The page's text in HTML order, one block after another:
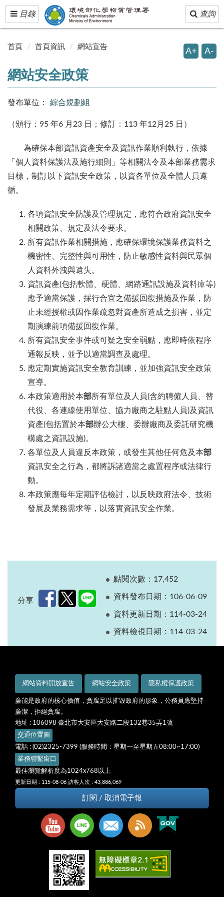
Toggle
navigation
目錄
Toggle
navigation
查詢
首頁 首頁資訊 網站宣告
A+ A-
網站安全政策
發布單位： 綜合規劃組
（頒行：95 年6 月23 日；修訂：113 年12月25 日）
為確保本部資訊資產安全及資訊作業順利執行，依據
「個人資料保護法及施行細則」等相關法令及本部業務需求
目標，制訂以下資訊安全政策，以資各單位及全體人員遵
循。
各項資訊安全防護及管理規定，應符合政府資訊安全
相關政策、規定及法令要求。
所有資訊作業相關措施，應確保環境保護業務資料之
機密性、完整性與可用性，防止敏感性資料與民眾個
人資料外洩與遺失。
資訊資產(包括軟體、硬體、網路通訊設施及資料庫等)
應予適當保護，採行合宜之備援回復措施及作業，防
止未經授權或因作業疏忽對資產所造成之損害，並定
期演練前項備援回復作業。
所有資訊安全事件或可疑之安全弱點，應即時依程序
通報反映，並予以適當調查及處理。
應定期實施資訊安全教育訓練，並加強資訊安全政策
宣導。
本政策適用於本部所有單位及人員(含約聘僱人員、替
代役、各連線使用單位、協力廠商之駐點人員)及資訊
資產(包括置於本部辦公大樓、委辦廠商及委託研究機
構處之資訊設施)。
各單位及人員違反本政策，或發生其他任何危及本部
資訊安全之行為，都將訴諸適當之處置程序或法律行
動。
本政策應每年定期評估檢討，以反映政府法令、技術
發展及業務需求等，以落實資訊安全作業。
分享
點閱次數：17,452
資料發布日期：106-06-09
資料更新日期：114-03-24
資料檢視日期：114-03-24
網站資料開放宣告 網站安全政策 隱私權保護政策
廉能是政府的核心價值，貪腐足以摧毀政府的形象，公務員應堅持
廉潔，拒絕貪腐。
地址 : 106098 臺北市大安區大安路二段132巷35弄1號
交通位置圖
電話 : (02)2325-7399 (服務時間：星期一至星期五08:00~17:00)
業務聯繫窗口
最佳瀏覽解析度為1024x768以上
更新日期 : 115-08-06 訪客人次 : 43,886,069
訂閱 / 取消電子報